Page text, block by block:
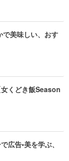
で美味しい、おす
くどき飯Season
広告•美を学ぶ、